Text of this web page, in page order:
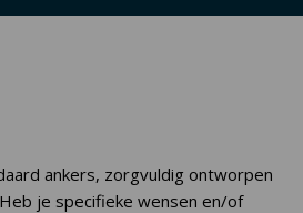
ankers, zorgvuldig ontworpen
je specifieke wensen en/of